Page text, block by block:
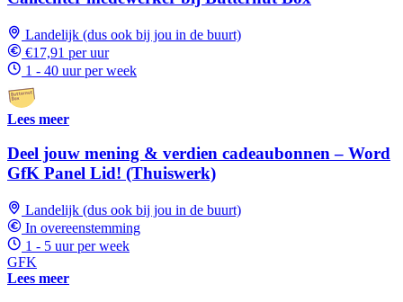
Landelijk (dus ook bij jou in de buurt)
€17,91 per uur
1 - 40 uur per week
Lees meer
Deel jouw mening & verdien cadeaubonnen – Word
GfK Panel Lid! (Thuiswerk)
Landelijk (dus ook bij jou in de buurt)
In overeenstemming
1 - 5 uur per week
GFK
Lees meer